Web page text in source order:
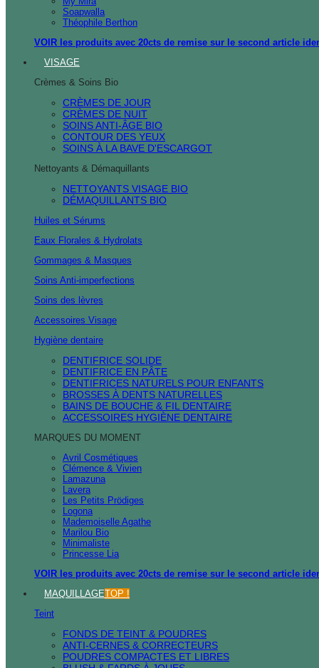
Soapwalla
Théophile Berthon
VOIR les produits avec 20cts de remise sur le second article
VISAGE
Crèmes & Soins Bio
CRÈMES DE JOUR
CRÈMES DE NUIT
SOINS ANTI-ÂGE BIO
CONTOUR DES YEUX
SOINS À LA BAVE D'ESCARGOT
Nettoyants & Démaquillants
NETTOYANTS VISAGE BIO
DÉMAQUILLANTS BIO
Huiles et Sérums
Eaux Florales & Hydrolats
Gommages & Masques
Soins Anti-imperfections
Soins des lèvres
Accessoires Visage
Hygiène dentaire
DENTIFRICE SOLIDE
DENTIFRICE EN PÂTE
DENTIFRICES NATURELS POUR ENFANTS
BROSSES À DENTS NATURELLES
BAINS DE BOUCHE & FIL DENTAIRE
ACCESSOIRES HYGIÈNE DENTAIRE
MARQUES DU MOMENT
Avril Cosmétiques
Clémence & Vivien
Lamazuna
Lavera
Les Petits Prödiges
Logona
Mademoiselle Agathe
Marilou Bio
Minimaliste
Princesse Lia
VOIR les produits avec 20cts de remise sur le second article
MAQUILLAGETOP !
Teint
FONDS DE TEINT & POUDRES
ANTI-CERNES & CORRECTEURS
POUDRES COMPACTES ET LIBRES